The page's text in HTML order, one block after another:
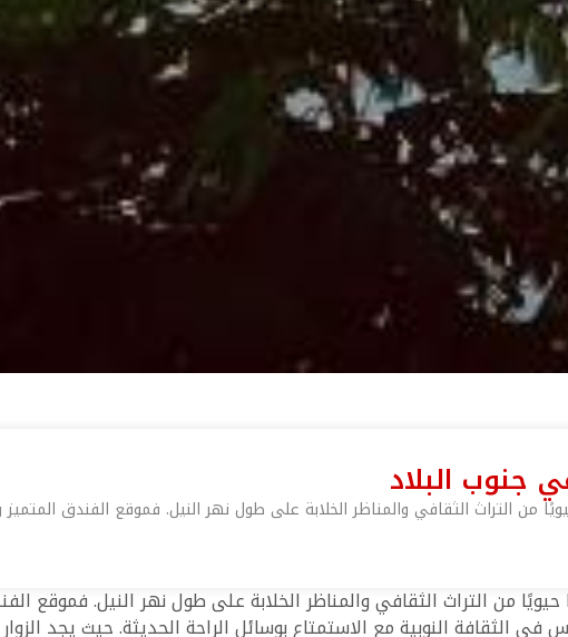
جنوب البلاد
التراث الثقافي والمناظر الخلابة على طول نهر النيل. فموقع الفندق المتميز
من التراث الثقافي والمناظر الخلابة على طول نهر النيل. فموقع
الثقافة النوبية مع الاستمتاع بوسائل الراحة الحديثة. حيث يجد